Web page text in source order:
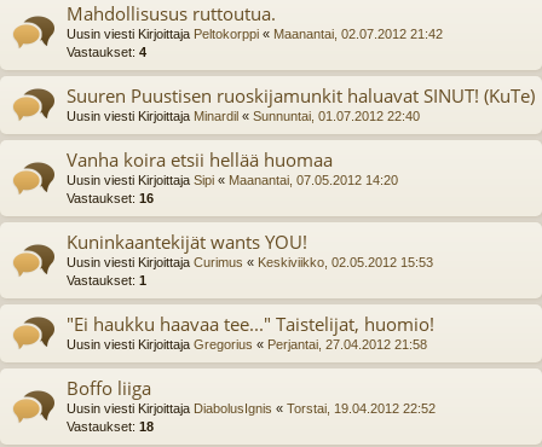
Mahdollisusus ruttoutua.
Uusin viesti Kirjoittaja Peltokorppi « Maanantai, 02.07.2012 21:42
Vastaukset: 4
Suuren Puustisen ruoskijamunkit haluavat SINUT! (KuTe)
Uusin viesti Kirjoittaja Minardil « Sunnuntai, 01.07.2012 22:40
Vanha koira etsii hellää huomaa
Uusin viesti Kirjoittaja Sipi « Maanantai, 07.05.2012 14:20
Vastaukset: 16
Kuninkaantekijät wants YOU!
Uusin viesti Kirjoittaja Curimus « Keskiviikko, 02.05.2012 15:53
Vastaukset: 1
"Ei haukku haavaa tee..." Taistelijat, huomio!
Uusin viesti Kirjoittaja Gregorius « Perjantai, 27.04.2012 21:58
Boffo liiga
Uusin viesti Kirjoittaja DiabolusIgnis « Torstai, 19.04.2012 22:52
Vastaukset: 18